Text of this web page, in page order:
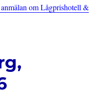
om Lågprishotell &